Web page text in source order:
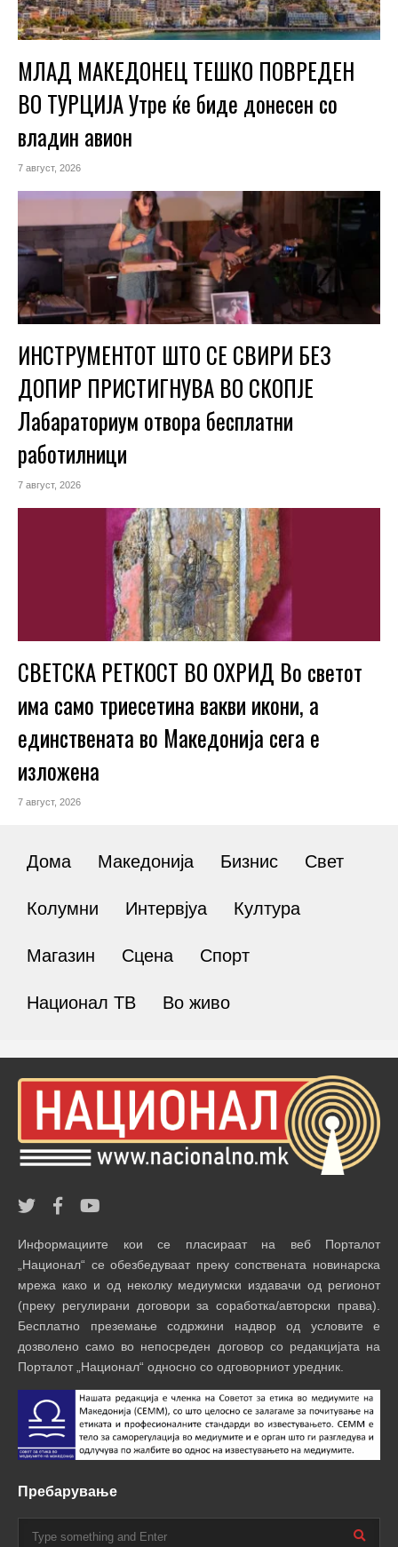
МЛАД МАКЕДОНЕЦ ТЕШКО ПОВРЕДЕН
ВО ТУРЦИЈА Утре ќе биде донесен со
владин авион
7 август, 2026
ИНСТРУМЕНТОТ ШТО СЕ СВИРИ БЕЗ
ДОПИР ПРИСТИГНУВА ВО СКОПЈЕ
Лабараториум отвора бесплатни
работилници
7 август, 2026
СВЕТСКА РЕТКОСТ ВО ОХРИД Во светот
има само триесетина вакви икони, а
единствената во Македонија сега е
изложена
7 август, 2026
Дома Македонија Бизнис Свет
Колумни Интервјуа Култура
Магазин Сцена Спорт
Национал ТВ Во живо
Информациите кои се пласираат на веб Порталот
„Национал“ се обезбедуваат преку сопствената новинарска
мрежа како и од неколку медиумски издавачи од регионот
(преку регулирани договори за соработка/авторски права).
Бесплатно преземање содржини надвор од условите е
дозволено само во непосреден договор со редакцијата на
Порталот „Национал“ односно со одговорниот уредник.
Пребарување